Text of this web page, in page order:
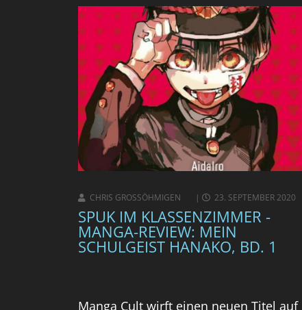
CHRIS GROSSÖHMIGEN 23. SEPTEMBER 2020
SPUK IM KLASSENZIMMER -
MANGA-REVIEW: MEIN
SCHULGEIST HANAKO, BD. 1
Manga Cult wirft einen neuen Titel auf